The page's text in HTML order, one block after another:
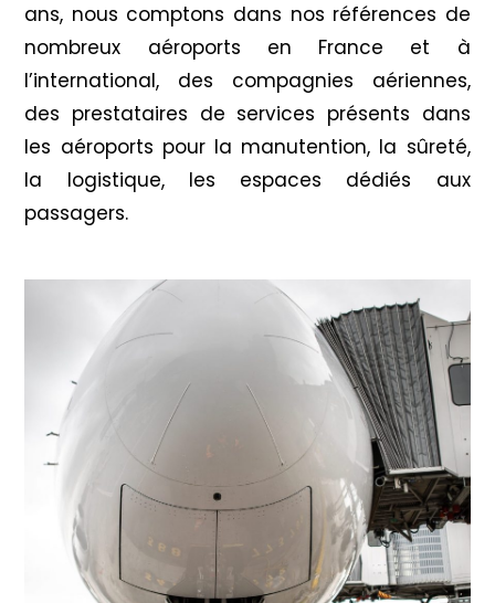
ans, nous comptons dans nos références de
nombreux aéroports en France et à
l’international, des compagnies aériennes,
des prestataires de services présents dans
les aéroports pour la manutention, la sûreté,
la logistique, les espaces dédiés aux
passagers.